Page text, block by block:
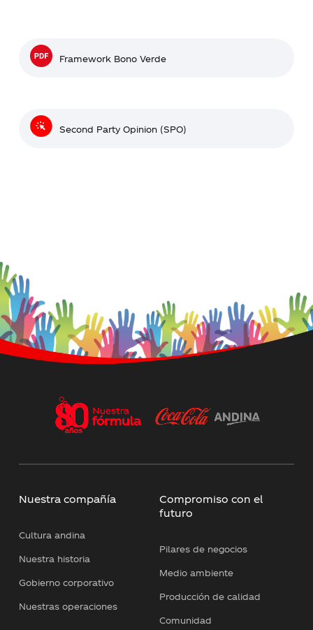
Framework Bono Verde
Second Party Opinion (SPO)
Nuestra compañía
Cultura andina
Nuestra historia
Gobierno corporativo
Nuestras operaciones
Compromiso con el
futuro
Pilares de negocios
Medio ambiente
Producción de calidad
Comunidad